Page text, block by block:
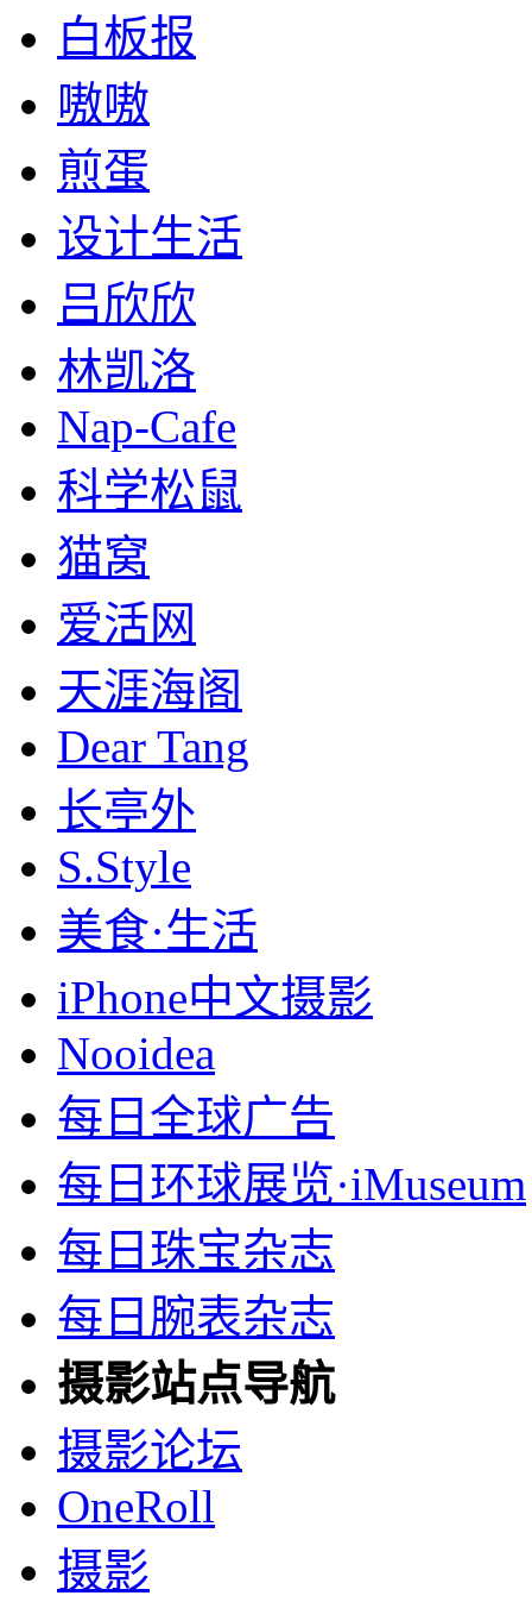
白板报
嗷嗷
煎蛋
设计生活
吕欣欣
林凯洛
Nap-Cafe
科学松鼠
猫窝
爱活网
天涯海阁
Dear Tang
长亭外
S.Style
美食·生活
iPhone中文摄影
Nooidea
每日全球广告
每日环球展览·iMuseum
每日珠宝杂志
每日腕表杂志
摄影站点导航
摄影论坛
OneRoll
摄影